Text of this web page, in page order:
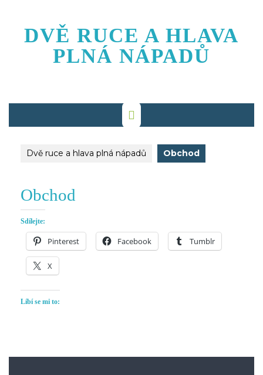
content
DVĚ RUCE A HLAVA
PLNÁ NÁPADŮ
Dvě ruce a hlava plná nápadů Obchod
Obchod
Sdílejte:
Pinterest Facebook Tumblr
X
Líbí se mi to: